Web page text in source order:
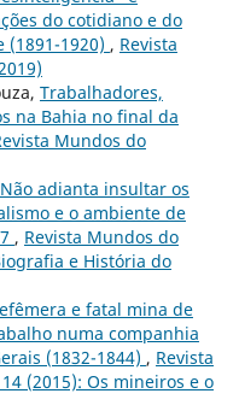
do cotidiano e do
(1891-1920) , Revista
Trabalhadores,
na Bahia no final da
Mundos do
adianta insultar os
e o ambiente de
, Revista Mundos do
e História do
e fatal mina de
numa companhia
(1832-1844) , Revista
(2015): Os mineiros e o